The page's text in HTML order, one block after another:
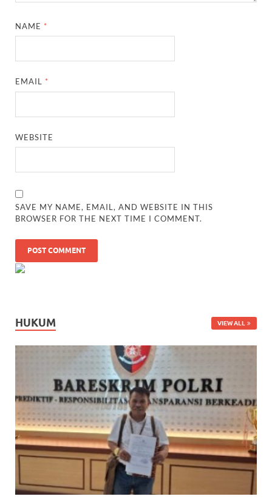
NAME *
EMAIL *
WEBSITE
SAVE MY NAME, EMAIL, AND WEBSITE IN THIS
BROWSER FOR THE NEXT TIME I COMMENT.
HUKUM VIEW ALL